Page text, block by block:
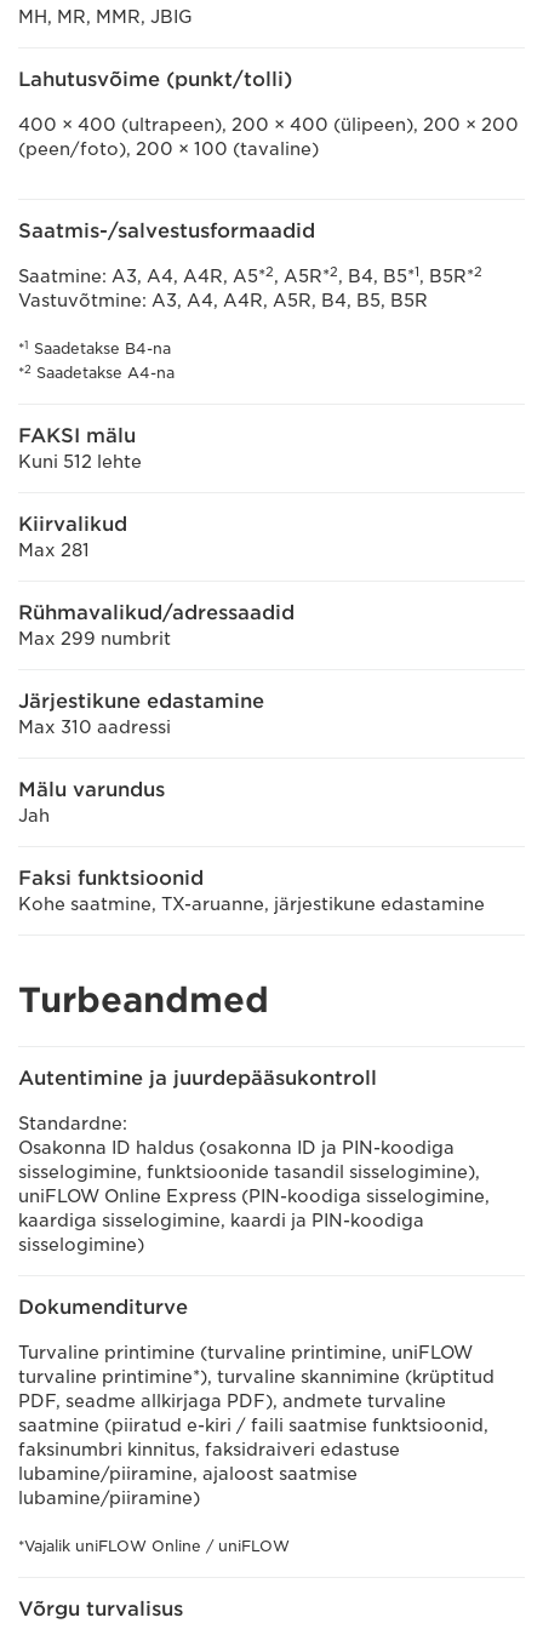
MH, MR, MMR, JBIG
Lahutusvõime (punkt/tolli)
400 × 400 (ultrapeen), 200 × 400 (ülipeen), 200 × 200
(peen/foto), 200 × 100 (tavaline)
Saatmis-/salvestusformaadid
Saatmine: A3, A4, A4R, A5*2, A5R*2, B4, B5*1, B5R*2
Vastuvõtmine: A3, A4, A4R, A5R, B4, B5, B5R
*1 Saadetakse B4-na
*2 Saadetakse A4-na
FAKSI mälu
Kuni 512 lehte
Kiirvalikud
Max 281
Rühmavalikud/adressaadid
Max 299 numbrit
Järjestikune edastamine
Max 310 aadressi
Mälu varundus
Jah
Faksi funktsioonid
Kohe saatmine, TX-aruanne, järjestikune edastamine
Turbeandmed
Autentimine ja juurdepääsukontroll
Standardne:
Osakonna ID haldus (osakonna ID ja PIN-koodiga
sisselogimine, funktsioonide tasandil sisselogimine),
uniFLOW Online Express (PIN-koodiga sisselogimine,
kaardiga sisselogimine, kaardi ja PIN-koodiga
sisselogimine)
Dokumenditurve
Turvaline printimine (turvaline printimine, uniFLOW
turvaline printimine*), turvaline skannimine (krüptitud
PDF, seadme allkirjaga PDF), andmete turvaline
saatmine (piiratud e-kiri / faili saatmise funktsioonid,
faksinumbri kinnitus, faksidraiveri edastuse
lubamine/piiramine, ajaloost saatmise
lubamine/piiramine)
*Vajalik uniFLOW Online / uniFLOW
Võrgu turvalisus